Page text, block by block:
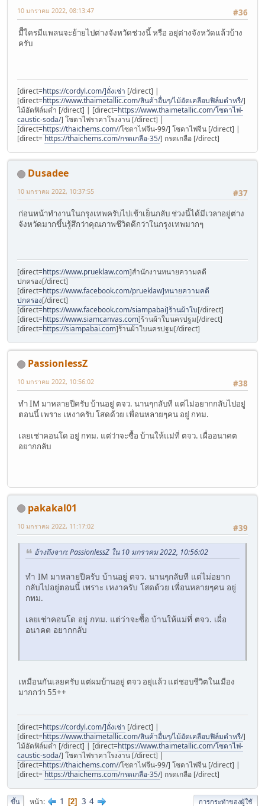
#36
10 มกราคม 2022, 08:13:47
มึีใครมีแพลนจะย้ายไปต่างจังหวัดช่วงนี้ หรือ อยุ่ต่างจังหวัดแล้วบ้าง
ครับ
[direct=https://cordyl.com/]ถั่งเช่า [/direct] |
[direct=https://www.thaimetallic.com/สินค้าอื่นๆ/ไม้อัดเคลือบฟิล์มดำหรื/]
ไม้อัดฟิล์มดำ [/direct] | [direct=https://www.thaimetallic.com/โซดาไฟ-
caustic-soda/] โซดาไฟราคาโรงงาน [/direct] |
[direct=https://thaichems.com//โซดาไฟจีน-99/] โซดาไฟจีน [/direct] |
[direct= https://thaichems.com/กรดเกลือ-35/] กรดเกลือ [/direct]
Dusadee
#37
10 มกราคม 2022, 10:37:55
ก่อนหน้าทำงานในกรุงเทพครับไปเช้าเย็นกลับ ช่วงนี้ได้มีเวลาอยู่ต่าง
จังหวัดมากขึ้นรู้สึกว่าคุณภาพชีวิตดีกว่าในกรุงเทพมากๆ
[direct=https://www.prueklaw.com]สำนักงานทนายความคดี
ปกครอง[/direct]
[direct=https://www.facebook.com/prueklaw]ทนายความคดี
ปกครอง[/direct]
[direct=https://www.facebook.com/siampabai]ร้านผ้าใบ[/direct]
[direct=https://www.siamcanvas.com]ร้านผ้าใบนครปฐม[/direct]
[direct=https://siampabai.com]ร้านผ้าใบนครปฐม[/direct]
PassionlessZ
#38
10 มกราคม 2022, 10:56:02
ทำ IM มาหลายปีครับ บ้านอยู่ ตจว. นานๆกลับที แต่ไม่อยากกลับไปอยู่
ตอนนี้ เพราะ เหงาครับ โสดด้วย เพื่อนหลายๆคน อยู่ กทม.
เลยเช่าคอนโด อยู่ กทม. แต่ว่าจะซื้อ บ้านให้แม่ที่ ตจว. เผื่ออนาคต
อยากกลับ
pakakal01
#39
10 มกราคม 2022, 11:17:02
อ้างถึงจาก: PassionlessZ ใน 10 มกราคม 2022, 10:56:02
ทำ IM มาหลายปีครับ บ้านอยู่ ตจว. นานๆกลับที แต่ไม่อยาก
กลับไปอยู่ตอนนี้ เพราะ เหงาครับ โสดด้วย เพื่อนหลายๆคน อยู่
กทม.
เลยเช่าคอนโด อยู่ กทม. แต่ว่าจะซื้อ บ้านให้แม่ที่ ตจว. เผื่อ
อนาคต อยากกลับ
เหมือนกันเลยครับ แต่ผมบ้านอยู่ ตจว อยุ่แล้ว แต่ชอบชีวิตในเมือง
มากกว่า 55++
[direct=https://cordyl.com/]ถั่งเช่า [/direct] |
[direct=https://www.thaimetallic.com/สินค้าอื่นๆ/ไม้อัดเคลือบฟิล์มดำหรื/]
ไม้อัดฟิล์มดำ [/direct] | [direct=https://www.thaimetallic.com/โซดาไฟ-
caustic-soda/] โซดาไฟราคาโรงงาน [/direct] |
[direct=https://thaichems.com//โซดาไฟจีน-99/] โซดาไฟจีน [/direct] |
[direct= https://thaichems.com/กรดเกลือ-35/] กรดเกลือ [/direct]
ขึ้น หน้า 1 2 3 4 การกระทำของผู้ใช้